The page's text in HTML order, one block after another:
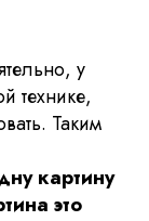
у
технике,
Таким
картину
это